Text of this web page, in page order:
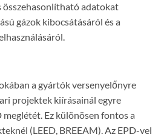
összehasonlítható adatokat
gázok kibocsátásáról és a
a gyártók versenyelőnyre
projektek kiírásainál egyre
meglétét. Ez különösen fontos a
(LEED, BREEAM). Az EPD-vel